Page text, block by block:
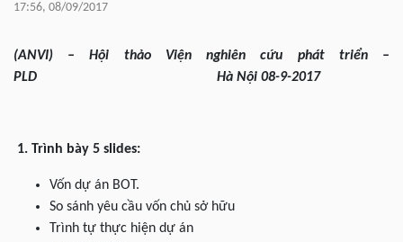
17:56, 08/09/2017
(ANVI) – Hội thảo Viện nghiên cứu phát triển –
PLD Hà Nội 08-9-2017
1. Trình bày 5 slides:
Vốn dự án BOT.
So sánh yêu cầu vốn chủ sở hữu
Trình tự thực hiện dự án